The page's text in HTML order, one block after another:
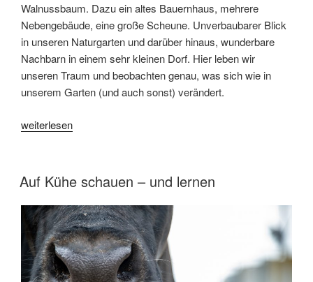
Walnussbaum. Dazu ein altes Bauernhaus, mehrere
Nebengebäude, eine große Scheune. Unverbaubarer Blick
in unseren Naturgarten und darüber hinaus, wunderbare
Nachbarn in einem sehr kleinen Dorf. Hier leben wir
unseren Traum und beobachten genau, was sich wie in
unserem Garten (und auch sonst) verändert.
„Unser
–
Ausgangsbasis
2021“
weiterlesen
VERÖFFENTLICHT
AM
Auf Kühe schauen – und lernen